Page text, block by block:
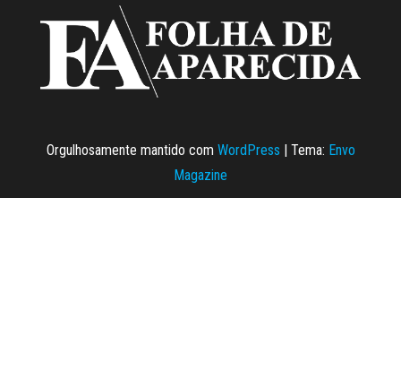
Orgulhosamente mantido com WordPress | Tema: Envo
Magazine